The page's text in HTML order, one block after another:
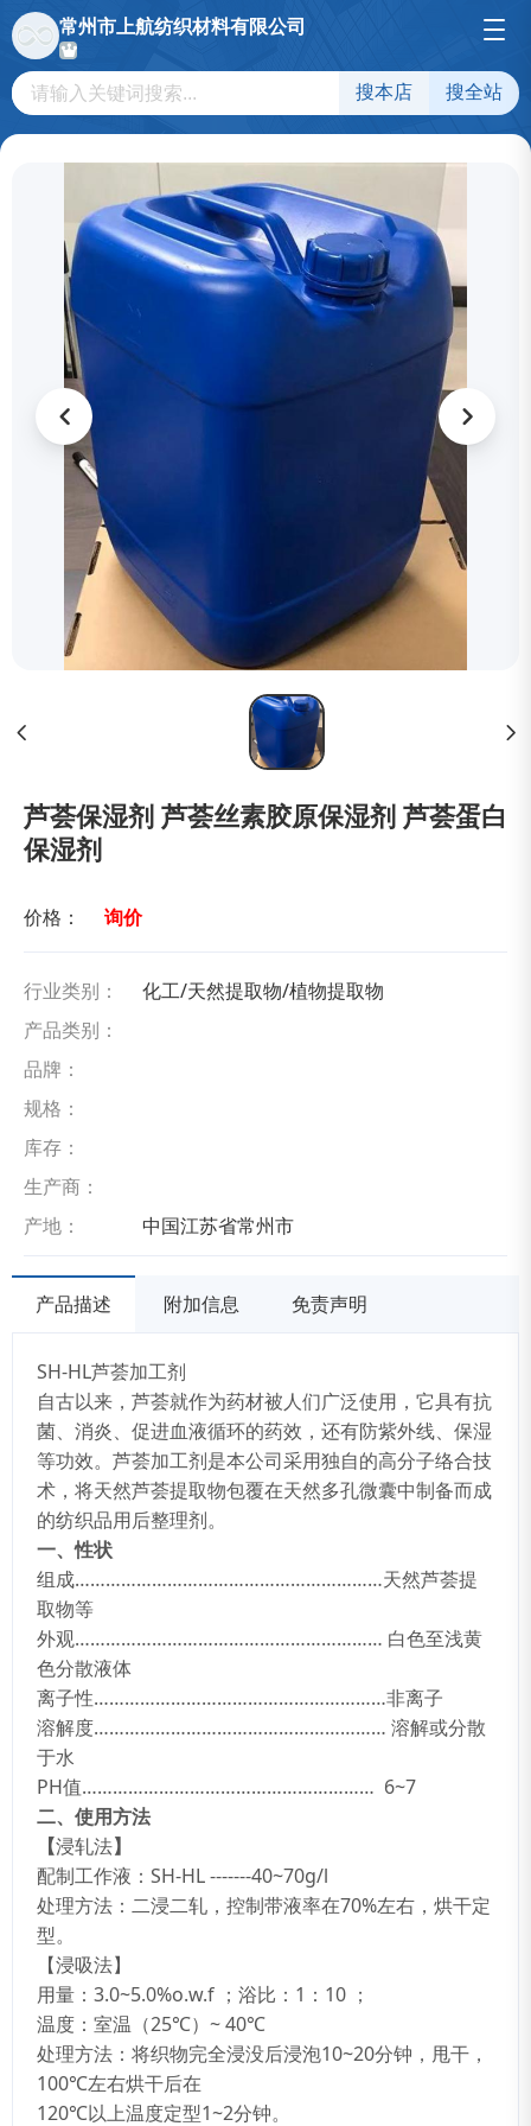
常州市上航纺织材料有限公司
搜本店 搜全站
芦荟保湿剂 芦荟丝素胶原保湿剂 芦荟蛋白
保湿剂
价格： 询价
行业类别：
化工/天然提取物/植物提取物
产品类别：
品牌：
规格：
库存：
生产商：
产地：
中国江苏省常州市
产品描述 附加信息 免责声明
SH-HL芦荟加工剂
自古以来，芦荟就作为药材被人们广泛使用，它具有抗
菌、消炎、促进血液循环的药效，还有防紫外线、保湿
等功效。芦荟加工剂是本公司采用独自的高分子络合技
术，将天然芦荟提取物包覆在天然多孔微囊中制备而成
的纺织品用后整理剂。
一、性状
组成……………………………………………………天然芦荟提
取物等
外观…………………………………………………… 白色至浅黄
色分散液体
离子性…………………………………………………非离子
溶解度………………………………………………… 溶解或分散
于水
PH值………………………………………………… 6~7
二、使用方法
【浸轧法】
配制工作液：SH-HL -------40~70g/l
处理方法：二浸二轧，控制带液率在70%左右，烘干定
型。
【浸吸法】
用量：3.0~5.0%o.w.f ；浴比：1：10 ；
温度：室温（25℃）~ 40℃
处理方法：将织物完全浸没后浸泡10~20分钟，甩干，
100℃左右烘干后在
120℃以上温度定型1~2分钟。